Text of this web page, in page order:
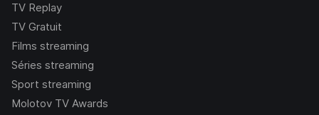
TV Replay
TV Gratuit
Films streaming
Séries streaming
Sport streaming
Molotov TV Awards